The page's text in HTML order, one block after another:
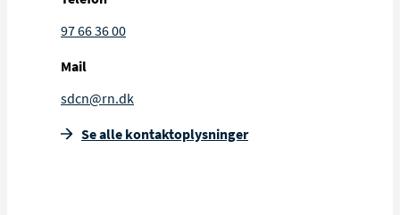
97 66 36 00
Mail
sdcn@rn.dk
Se alle kontakt­oplysninger